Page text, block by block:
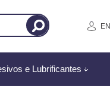
e Lubrificantes